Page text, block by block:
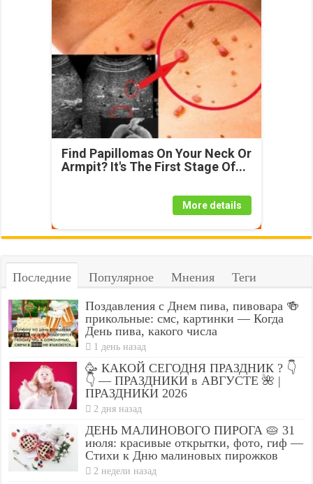
Find Papillomas On Your Neck Or
Armpit? It's The First Stage Of...
More details
Последние Популярное Мнения Теги
Поздавления с Днем пива, пивовара 🍻
прикольные: смс, картинки — Когда
День пива, какого числа
1 день назад
🥳 КАКОЙ СЕГОДНЯ ПРАЗДНИК ? 👇
👇 — ПРАЗДНИКИ в АВГУСТЕ 🌺 |
ПРАЗДНИКИ 2026
2 дня назад
ДЕНЬ МАЛИНОВОГО ПИРОГА 🥧 31
июля: красивые открытки, фото, гиф —
Стихи к Дню малиновых пирожков
2 недели назад